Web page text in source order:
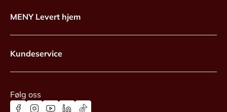
MENY Levert hjem
Kundeservice
Følg oss